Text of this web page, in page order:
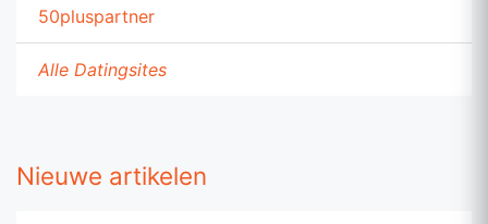
50pluspartner
Alle Datingsites
Nieuwe artikelen